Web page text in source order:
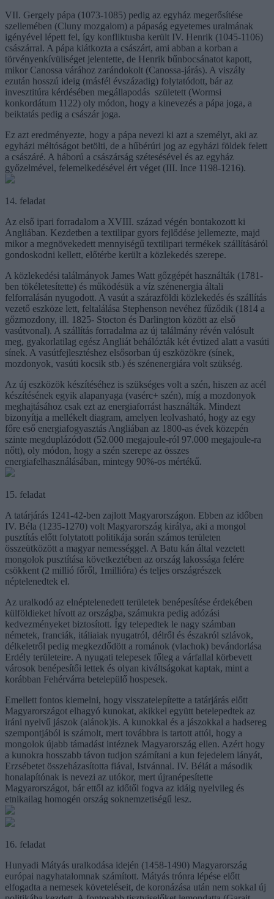
VII. Gergely pápa (1073-1085) pedig az egyház megerősítése
szellemében (Cluny mozgalom) a pápaság egyetemes uralmának
igényével lépett fel, így konfliktusba került IV. Henrik (1045-1106)
császárral. A pápa kiátkozta a császárt, ami abban a korban a
törvényenkívüliséget jelentette, de Henrik bűnbocsánatot kapott,
mikor Canossa várához zarándokolt (Canossa-járás). A viszály
ezután hosszú ideig (másfél évszázadig) folytatódott, bár az
invesztitúra kérdésében megállapodás született (Wormsi
konkordátum 1122) oly módon, hogy a kinevezés a pápa joga, a
beiktatás pedig a császár joga.
Ez azt eredményezte, hogy a pápa nevezi ki azt a személyt, aki az
egyházi méltóságot betölti, de a hűbérúri jog az egyházi földek felett
a császáré. A háború a császárság szétesésével és az egyház
győzelmével, felemelkedésével ért véget (III. Ince 1198-1216).
14. feladat
Az első ipari forradalom a XVIII. század végén bontakozott ki
Angliában. Kezdetben a textilipar gyors fejlődése jellemezte, majd
mikor a megnövekedett mennyiségű textilipari termékek szállításáról
gondoskodni kellett, előtérbe került a közlekedés szerepe.
A közlekedési találmányok James Watt gőzgépét használták (1781-
ben tökéletesítette) és működésük a víz szénenergia általi
felforralásán nyugodott. A vasút a szárazföldi közlekedés és szállítás
vezető eszköze lett, feltalálása Stephenson nevéhez fűződik (1814 a
gőzmozdony, ill. 1825- Stocton és Darlington között az első
vasútvonal). A szállítás forradalma az új találmány révén valósult
meg, gyakorlatilag egész Angliát behálózták két évtized alatt a vasúti
sínek. A vasútfejlesztéshez elsősorban új eszközökre (sínek,
mozdonyok, vasúti kocsik stb.) és szénenergiára volt szükség.
Az új eszközök készítéséhez is szükséges volt a szén, hiszen az acél
készítésének egyik alapanyaga (vasérc+ szén), míg a mozdonyok
meghajtásához csak ezt az energiaforrást használták. Mindezt
bizonyítja a mellékelt diagram, amelyen leolvasható, hogy az egy
főre eső energiafogyasztás Angliában az 1800-as évek közepén
szinte megduplázódott (52.000 megajoule-ról 97.000 megajoule-ra
nőtt), oly módon, hogy a szén szerepe az összes
energiafelhasználásában, mintegy 90%-os mértékű.
15. feladat
A tatárjárás 1241-42-ben zajlott Magyarországon. Ebben az időben
IV. Béla (1235-1270) volt Magyarország királya, aki a mongol
pusztítás előtt folytatott politikája során számos területen
összeütközött a magyar nemességgel. A Batu kán által vezetett
mongolok pusztítása következtében az ország lakossága felére
csökkent (2 millió főről, 1millióra) és teljes országrészek
néptelenedtek el.
Az uralkodó az elnéptelenedett területek benépesítése érdekében
külföldieket hívott az országba, számukra pedig adózási
kedvezményeket biztosított. Így telepedtek le nagy számban
németek, franciák, itáliaiak nyugatról, délről és északról szlávok,
délkeletről pedig megkezdődött a románok (vlachok) bevándorlása
Erdély területeire. A nyugati telepesek főleg a várfallal körbevett
városok benépesítői lettek és olyan kiváltságokat kaptak, mint a
korábban Fehérvárra betelepülő hospesek.
Emellett fontos kiemelni, hogy visszatelepítette a tatárjárás előtt
Magyarországot elhagyó kunokat, akikkel együtt betelepedtek az
iráni nyelvű jászok (alánok)is. A kunokkal és a jászokkal a hadsereg
szempontjából is számolt, mert továbbra is tartott attól, hogy a
mongolok újabb támadást intéznek Magyarország ellen. Azért hogy
a kunokra hosszabb távon tudjon számítani a kun fejedelem lányát,
Erzsébetet összeházasította fiával, Istvánnal. IV. Bélát a második
honalapítónak is nevezi az utókor, mert újranépesítette
Magyarországot, bár ettől az időtől fogva az idáig nyelvileg és
etnikailag homogén ország soknemzetiségű lesz.
16. feladat
Hunyadi Mátyás uralkodása idején (1458-1490) Magyarország
európai nagyhatalomnak számított. Mátyás trónra lépése előtt
elfogadta a nemesek követeléseit, de koronázása után nem sokkal új